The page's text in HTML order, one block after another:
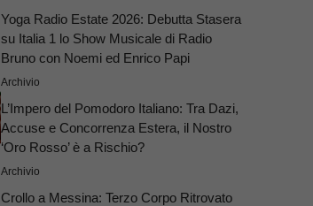
Yoga Radio Estate 2026: Debutta Stasera
su Italia 1 lo Show Musicale di Radio
Bruno con Noemi ed Enrico Papi
Archivio
L’Impero del Pomodoro Italiano: Tra Dazi,
Accuse e Concorrenza Estera, il Nostro
‘Oro Rosso’ è a Rischio?
Archivio
Crollo a Messina: Terzo Corpo Ritrovato